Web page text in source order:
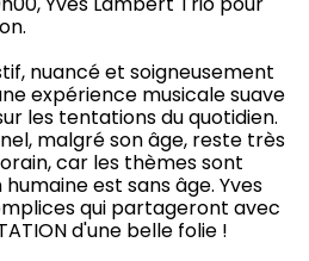
nuancé et soigneusement
expérience musicale suave
les tentations du quotidien.
malgré son âge, reste très
car les thèmes sont
est sans âge. Yves
qui partageront avec
d'une belle folie !